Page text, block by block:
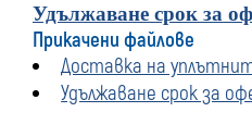
Удължаване срок за
Прикачени файлове
Доставка на
Удължаване срок за